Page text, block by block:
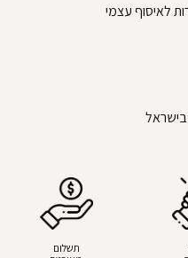
לאיסוף עצמי
בישראל
תשלום